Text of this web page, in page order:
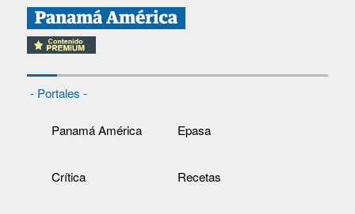
- Portales -
Panamá América Epasa
Crítica Recetas